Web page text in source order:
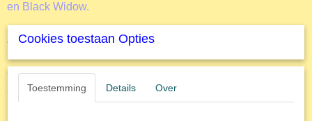
en Black Widow.
Deze Villainous Hela legpuzzel is een geweldige aanwinst
voor degene die de Marvel superhelden legpuzzels spaart.
Over Ravensburger
Ontsnap uit de realiteit en stap in de wereld van
Ravensburger puzzels. Deze Ravensburger puzzel van
Cookies toestaan Opties
Toestemming Details Over